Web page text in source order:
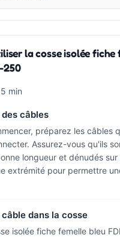
la cosse isolée fiche
250
min
câbles
préparez les câbles
Assurez-vous qu'ils
longueur et dénudés sur
extrémité pour permettre
dans la cosse
isolée fiche femelle bleu